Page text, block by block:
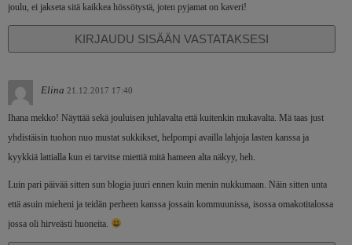
joulu, ei jakseta sitä kaikkea hössötystä, joten pyjamat on kaveri!
KIRJAUDU SISÄÄN VASTATAKSESI
Elina 21.12.2017 17:40
Ihana mekko! Näyttää sekä jouluisen juhlavalta että kuitenkin mukavalta. Mä taas just
yhdistäisin tuohon nuo mustat sukkikset, helpompi availla lahjoja lasten kanssa ja
kyykkiä lattialla kun ei tarvitse miettiä mitä hameen alta näkyy, heh.
Luin pari päivää sitten sun blogia juuri ennen kuin menin nukkumaan. Näin sitten unta
että asuin mieheni ja teidän perheen kanssa jossain kommuunissa, isossa omakotitalossa
jossa oli hirveästi huoneita.